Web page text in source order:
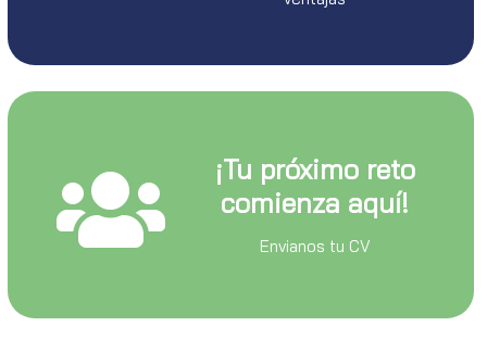
¡Tu próximo reto
comienza aquí!
Envianos tu CV